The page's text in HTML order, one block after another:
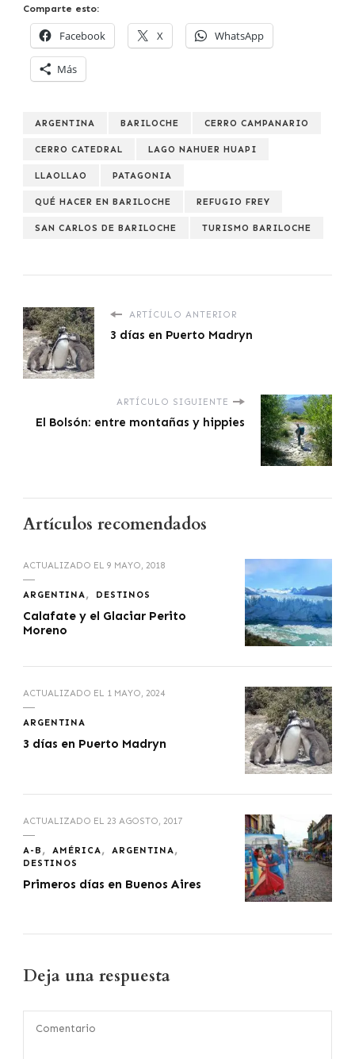
Comparte esto:
Facebook X WhatsApp
Más
ARGENTINA BARILOCHE CERRO CAMPANARIO
CERRO CATEDRAL LAGO NAHUER HUAPI
LLAOLLAO PATAGONIA
QUÉ HACER EN BARILOCHE REFUGIO FREY
SAN CARLOS DE BARILOCHE TURISMO BARILOCHE
ARTÍCULO ANTERIOR
3 días en Puerto Madryn
ARTÍCULO SIGUIENTE
El Bolsón: entre montañas y hippies
Artículos recomendados
ACTUALIZADO EL 9 MAYO, 2018
ARGENTINA DESTINOS
Calafate y el Glaciar Perito
Moreno
ACTUALIZADO EL 1 MAYO, 2024
ARGENTINA
3 días en Puerto Madryn
ACTUALIZADO EL 23 AGOSTO, 2017
A-B AMÉRICA
ARGENTINA
DESTINOS
Primeros días en Buenos Aires
Deja una respuesta